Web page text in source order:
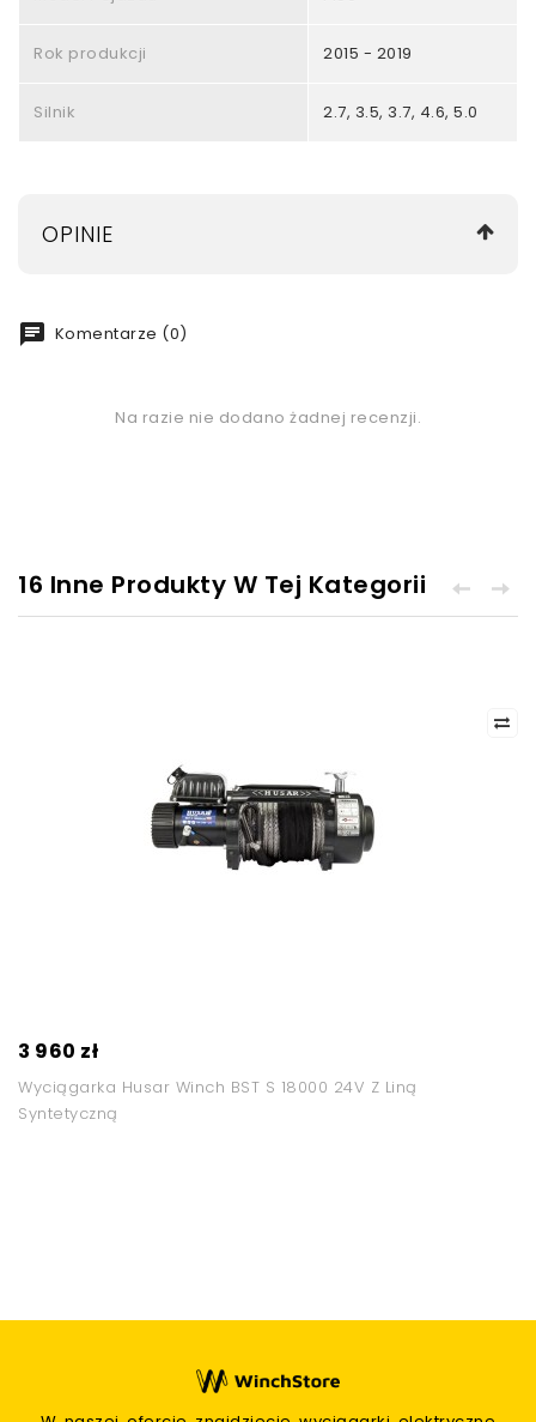
Rok produkcji 2015 - 2019
Silnik 2.7, 3.5, 3.7, 4.6, 5.0
OPINIE
chat Komentarze (0)
Na razie nie dodano żadnej recenzji.
16 Inne Produkty W Tej Kategorii
3 960 zł
Wyciągarka Husar Winch BST S 18000 24V Z Liną
Syntetyczną